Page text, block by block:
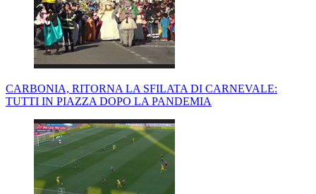
CARBONIA, RITORNA LA SFILATA DI CARNEVALE:
TUTTI IN PIAZZA DOPO LA PANDEMIA